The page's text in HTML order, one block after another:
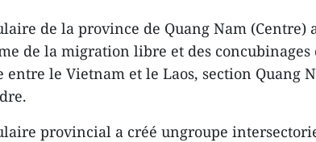
de la province de Quang Nam (Centre)
de la migration libre et des concubinages
le Vietnam et le Laos, section Quang
provincial a créé ungroupe